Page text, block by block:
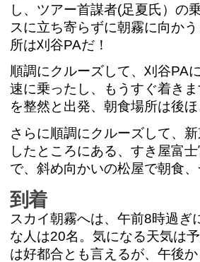
ー
シ
ョ
ン
に
飛
ぶ
し、ツアー首謀者(足夏氏）の
スに立ち寄らずに朝霧に向か
所は刈谷PAだ！
順調にクルーズして、刈谷PA
速に乗ったし、もうすぐ着き
を整然と出発、朝食場所は後
さらに順調にクルーズして、
したところにある、すき屋富
で、斜め向かいの松屋で朝食
到着
スカイ朝霧へは、午前8時過
な人は20名。気になる天気は
は好都合とも言えるが、午後